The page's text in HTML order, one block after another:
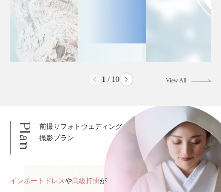
2 / 10 View All
Plan
前撮りフォトウェディング
撮影プラン
インポートドレスや高級打掛が